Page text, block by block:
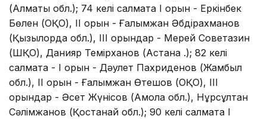
(Алматы обл.); 74 келі салмақта І орын - Еркінбек
Бөлен (ОҚО), ІІ орын - Ғалымжан Әбдірахманов
(Қызылорда обл.), ІІІ орындар - Мерей Советқазин
(ШҚО), Данияр Темірханов (Астана қ.); 82 келі
салмақта ­­­­­- І орын - Дәулет Пахриденов (Жамбыл
обл.), ІІ орын - Ғалымжан Өтешов (ОҚО), ІІІ
орындар - Әсет Жүнісов (Ақмола обл.), Нұрсұлтан
Сәлімжанов (Қостанай обл.); 90 келі салмақта І